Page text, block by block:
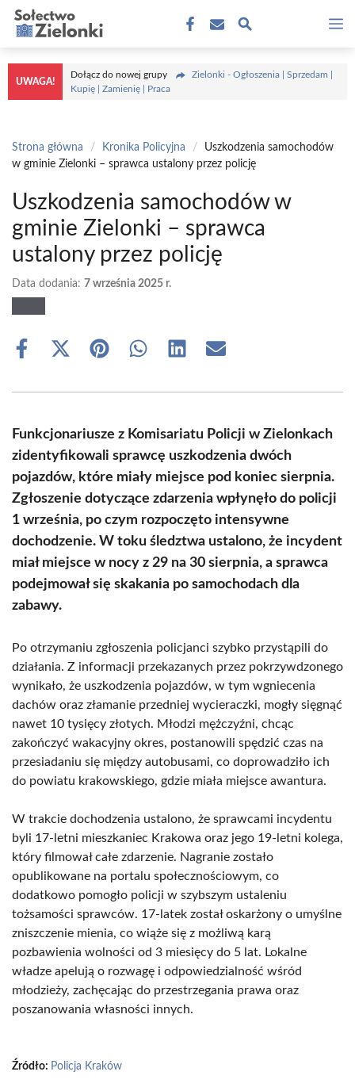
Przejdź
treści
UWAGA!
Dołącz do nowej grupy
Zielonki - Ogłoszenia | Sprzedam |
Kupię | Zamienię | Praca
Strona główna / Kronika Policyjna /
Uszkodzenia samochodów
w gminie Zielonki – sprawca ustalony przez policję
Uszkodzenia samochodów w
gminie Zielonki – sprawca
ustalony przez policję
Data dodania: 7 września 2025 r.
Share
Share
(Twitter)
Share Share Share Share
Funkcjonariusze z Komisariatu Policji w Zielonkach
zidentyfikowali sprawcę uszkodzenia dwóch
pojazdów, które miały miejsce pod koniec sierpnia.
Zgłoszenie dotyczące zdarzenia wpłynęło do policji
1 września, po czym rozpoczęto intensywne
dochodzenie. W toku śledztwa ustalono, że incydent
miał miejsce w nocy z 29 na 30 sierpnia, a sprawca
podejmował się skakania po samochodach dla
zabawy.
Po otrzymaniu zgłoszenia policjanci szybko przystąpili do
działania. Z informacji przekazanych przez pokrzywdzonego
wynikało, że uszkodzenia pojazdów, w tym wgniecenia
dachów oraz złamanie przedniej wycieraczki, mogły sięgnąć
nawet 10 tysięcy złotych. Młodzi mężczyźni, chcąc
zakończyć wakacyjny okres, postanowili spędzić czas na
przesiadaniu się między autobusami, co doprowadziło ich
do powiatu krakowskiego, gdzie miała miejsce awantura.
W trakcie dochodzenia ustalono, że sprawcami incydentu
byli 17-letni mieszkaniec Krakowa oraz jego 19-letni kolega,
który filmował całe zdarzenie. Nagranie zostało
opublikowane na portalu społecznościowym, co
dodatkowo pomogło policji w szybszym ustaleniu
tożsamości sprawców. 17-latek został oskarżony o umyślne
zniszczenie mienia, co wiąże się z możliwą karą
pozbawienia wolności od 3 miesięcy do 5 lat. Lokalne
władze apelują o rozwagę i odpowiedzialność wśród
młodzieży, zachęcając do przestrzegania prawa oraz
poszanowania własności innych.
Źródło: Policja Kraków